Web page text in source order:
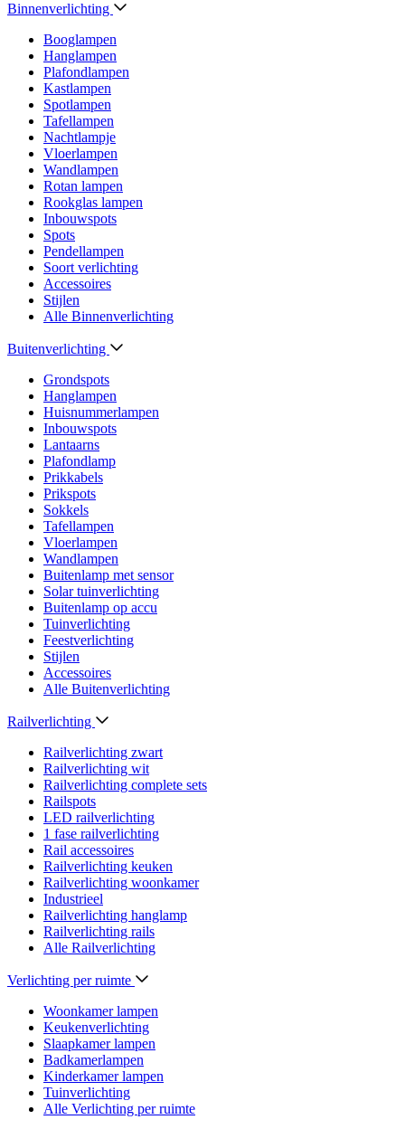
Binnenverlichting
Booglampen
Hanglampen
Plafondlampen
Kastlampen
Spotlampen
Tafellampen
Nachtlampje
Vloerlampen
Wandlampen
Rotan lampen
Rookglas lampen
Inbouwspots
Spots
Pendellampen
Soort verlichting
Accessoires
Stijlen
Alle Binnenverlichting
Buitenverlichting
Grondspots
Hanglampen
Huisnummerlampen
Inbouwspots
Lantaarns
Plafondlamp
Prikkabels
Prikspots
Sokkels
Tafellampen
Vloerlampen
Wandlampen
Buitenlamp met sensor
Solar tuinverlichting
Buitenlamp op accu
Tuinverlichting
Feestverlichting
Stijlen
Accessoires
Alle Buitenverlichting
Railverlichting
Railverlichting zwart
Railverlichting wit
Railverlichting complete sets
Railspots
LED railverlichting
1 fase railverlichting
Rail accessoires
Railverlichting keuken
Railverlichting woonkamer
Industrieel
Railverlichting hanglamp
Railverlichting rails
Alle Railverlichting
Verlichting per ruimte
Woonkamer lampen
Keukenverlichting
Slaapkamer lampen
Badkamerlampen
Kinderkamer lampen
Tuinverlichting
Alle Verlichting per ruimte